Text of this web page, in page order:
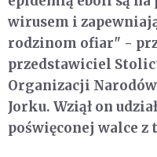
wirusem i
rodzinom ofiar" -
przedstawiciel
Organizacji
Jorku. Wziął on
poświęconej walce z